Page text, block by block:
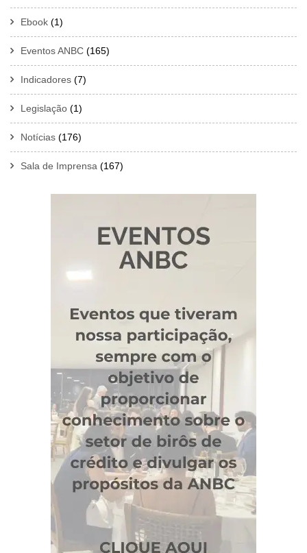
Ebook (1)
Eventos ANBC (165)
Indicadores (7)
Legislação (1)
Notícias (176)
Sala de Imprensa (167)